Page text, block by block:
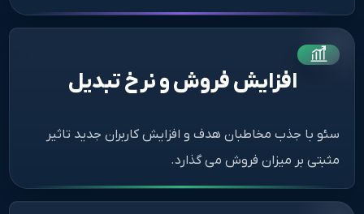
افزایش فروش و نرخ تبدیل
سئو با جذب مخاطبان هدف و افزایش کاربران جدید تاثیر
مثبتی بر میزان فروش می گذارد.